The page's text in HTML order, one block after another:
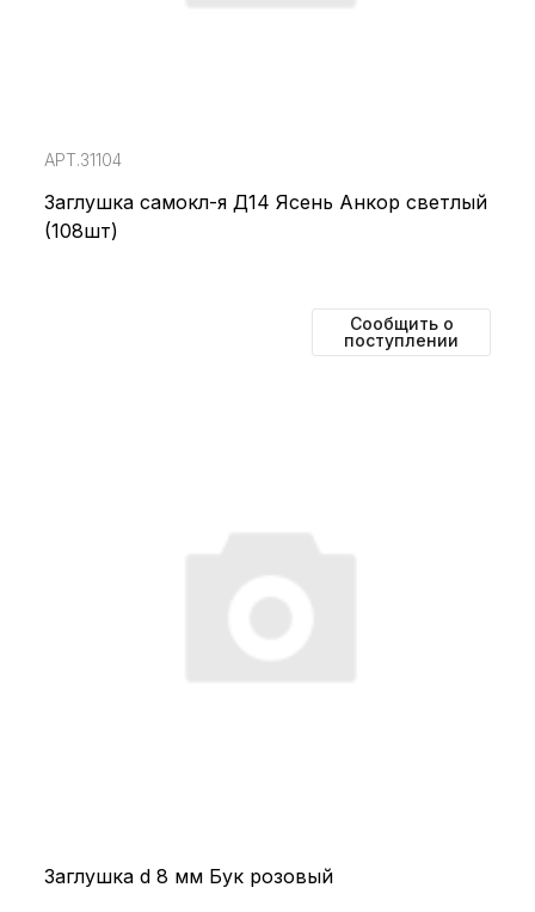
АРТ.31104
Заглушка самокл-я Д14 Ясень Анкор светлый
(108шт)
Сообщить о
поступлении
Заглушка d 8 мм Бук розовый